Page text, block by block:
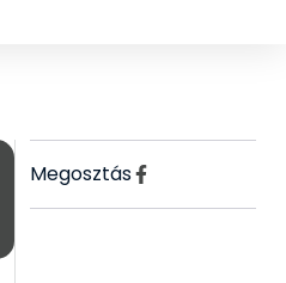
Megosztás